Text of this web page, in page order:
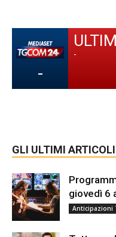
-
-
GLI ULTIMI ARTICOLI
giovedì 6
Anticipazioni